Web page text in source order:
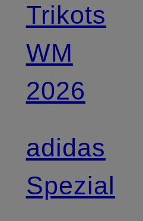
Trikots
WM
2026
adidas
Spezial